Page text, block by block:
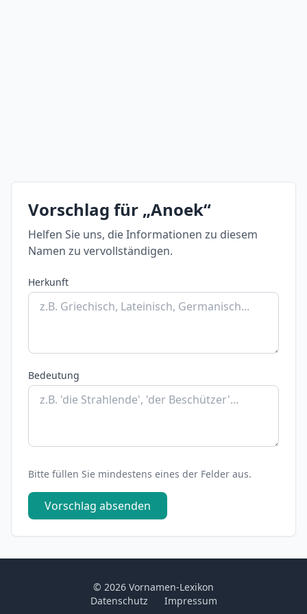
Vorschlag für „Anoek“
Helfen Sie uns, die Informationen zu diesem
Namen zu vervollständigen.
Herkunft
Bedeutung
Bitte füllen Sie mindestens eines der Felder aus.
Vorschlag absenden
© 2026 Vornamen-Lexikon
Datenschutz
Impressum